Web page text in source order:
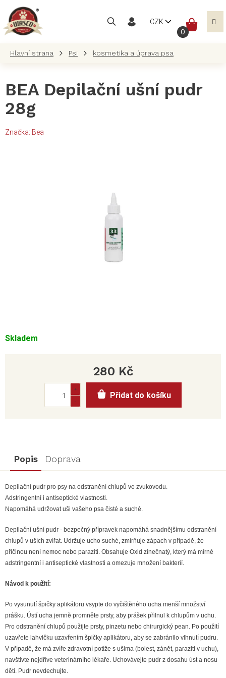
obsah
CZK
Psi kosmetika a úprava psa
BEA Depilační ušní pudr
28g
Značka: Bea
Skladem
280 Kč
cena:
Přidat do košíku
Popis Doprava
Depilační pudr pro psy na odstranění chlupů ve zvukovodu.
Adstringentní i antiseptické vlastnosti.
Napomáhá udržovat uši vašeho psa čisté a suché.
Depilační ušní pudr - bezpečný přípravek napomáhá snadnějšímu odstranění
chlupů v uších zvířat. Udržuje ucho suché, zmírňuje zápach v případě, že
příčinou není nemoc nebo paraziti. Obsahuje Oxid zinečnatý, který má mírné
adstringentní i antiseptické vlastnosti a omezuje množení bakterií.
Návod k použití:
Po vysunutí špičky aplikátoru vsypte do vyčištěného ucha menší množství
prášku. Ústí ucha jemně promněte prsty, aby prášek přilnul k chlupům v uchu.
Pro odstranění chlupů použijte prsty, pinzetu nebo chirurgický pean. Po použití
uzavřete lahvičku uzavřením špičky aplikátoru, aby se zabránilo vlhnutí pudru.
V případě, že má zvíře zdravotní potíže s ušima (bolest, zánět, paraziti v uchu),
navštivte nejdříve veterinárního lékaře. Uchovávejte pudr z dosahu úst a nosu
dětí. Pudr nevdechujte.